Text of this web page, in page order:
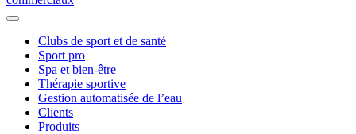
Clubs de sport et de santé
Sport pro
Spa et bien-être
Thérapie sportive
Gestion automatisée de l’eau
Clients
Produits